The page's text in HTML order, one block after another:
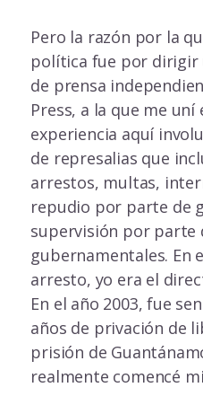
Pero la razón por la
política fue por dirigir
de prensa
Press, a la que me uní
experiencia aquí
de represalias que
arrestos, multas,
repudio por parte de
supervisión por parte
gubernamentales. En
arresto, yo era el
En el año 2003, fue
años de privación de
prisión de
realmente comencé